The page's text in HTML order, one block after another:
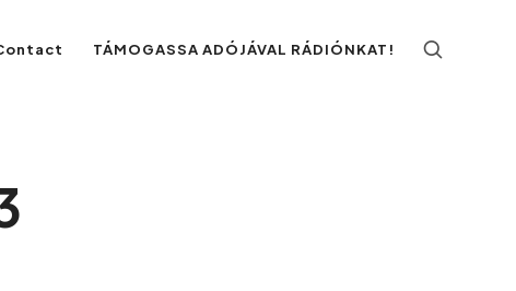
TÁMOGASSA ADÓJÁVAL RÁDIÓNKAT!